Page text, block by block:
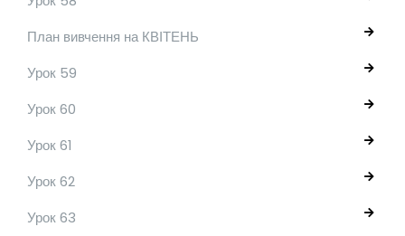
План вивчення на КВІТЕНЬ
Урок 59
Урок 60
Урок 61
Урок 62
Урок 63